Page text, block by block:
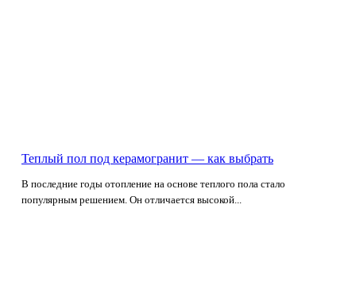
Теплый пол под керамогранит — как выбрать
В последние годы отопление на основе теплого пола стало
популярным решением. Он отличается высокой...